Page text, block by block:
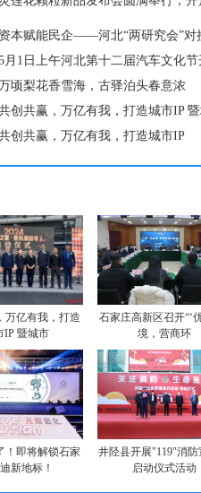
资本赋能民企——河北“两研究会”对
月1日上午河北第十二届汽车文化节
顷梨花香雪海，古驿泊头春意浓
创共赢，万亿有我，打造城市IP
创共赢，万亿有我，打造城市IP
万亿有我，打造
IP 暨城市
石家庄高新区召开“‘
境，营商环
！即将解锁石家
新地标！
井陉县开展"119"消防
启动仪式活动